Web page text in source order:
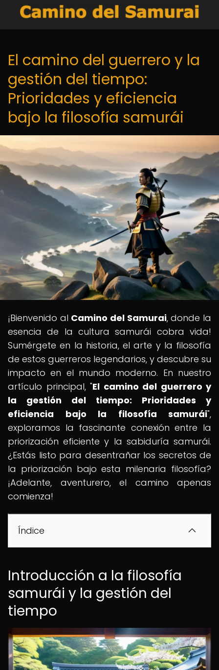
El camino del guerrero y la
gestión del tiempo:
Prioridades y eficiencia
bajo la filosofía samurái
¡Bienvenido al Camino del Samurai, donde la
esencia de la cultura samurái cobra vida!
Sumérgete en la historia, el arte y la filosofía
de estos guerreros legendarios, y descubre su
impacto en el mundo moderno. En nuestro
artículo principal, "El camino del guerrero y
la gestión del tiempo: Prioridades y
eficiencia bajo la filosofía samurái",
exploramos la fascinante conexión entre la
priorización eficiente y la sabiduría samurái.
¿Estás listo para desentrañar los secretos de
la priorización bajo esta milenaria filosofía?
¡Adelante, aventurero, el camino apenas
comienza!
Índice
Introducción a la filosofía
samurái y la gestión del
tiempo